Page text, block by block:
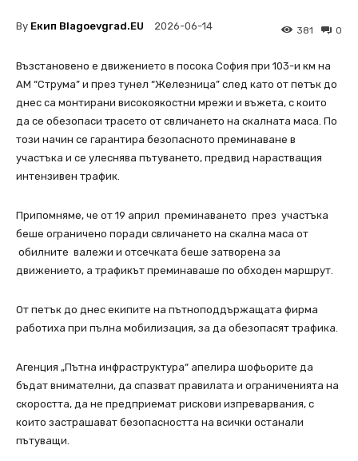
By Екип Blagoevgrad.EU 2026-06-14 0
381
Възстановено е движението в посока София при 103-и км на
АМ “Струма” и през тунел “Железница” след като от петък до
днес са монтирани високоякостни мрежи и въжета, с които
да се обезопаси трасето от свличането на скалната маса. По
този начин се гарантира безопасното преминаване в
участъка и се улеснява пътуването, предвид нарастващия
интензивен трафик.
Припомняме, че от 19 април преминаването през участъка
беше ограничено поради свличането на скална маса от
обилните валежи и отсечката беше затворена за
движението, а трафикът прeминаваше по обходен маршрут.
От петък до днес екипите на пътноподдържащата фирма
работиха при пълна мобилизация, за да обезопасят трафика.
Агенция „Пътна инфраструктура“ апелира шофьорите да
бъдат внимателни, да спазват правилата и ограниченията на
скоростта, да не предприемат рискови изпреварвания, с
които застрашават безопасността на всички останали
пътуващи.